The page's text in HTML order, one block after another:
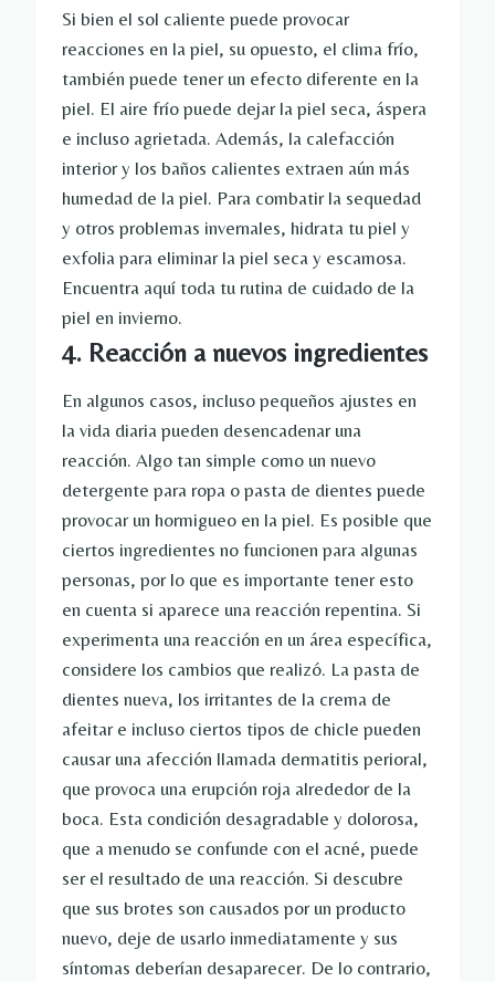
Si bien el sol caliente puede provocar
reacciones en la piel, su opuesto, el clima frío,
también puede tener un efecto diferente en la
piel. El aire frío puede dejar la piel seca, áspera
e incluso agrietada. Además, la calefacción
interior y los baños calientes extraen aún más
humedad de la piel. Para combatir la sequedad
y otros problemas invernales, hidrata tu piel y
exfolia para eliminar la piel seca y escamosa.
Encuentra aquí toda tu rutina de cuidado de la
piel en invierno.
4. Reacción a nuevos ingredientes
En algunos casos, incluso pequeños ajustes en
la vida diaria pueden desencadenar una
reacción. Algo tan simple como un nuevo
detergente para ropa o pasta de dientes puede
provocar un hormigueo en la piel. Es posible que
ciertos ingredientes no funcionen para algunas
personas, por lo que es importante tener esto
en cuenta si aparece una reacción repentina. Si
experimenta una reacción en un área específica,
considere los cambios que realizó. La pasta de
dientes nueva, los irritantes de la crema de
afeitar e incluso ciertos tipos de chicle pueden
causar una afección llamada dermatitis perioral,
que provoca una erupción roja alrededor de la
boca. Esta condición desagradable y dolorosa,
que a menudo se confunde con el acné, puede
ser el resultado de una reacción. Si descubre
que sus brotes son causados ​​por un producto
nuevo, deje de usarlo inmediatamente y sus
síntomas deberían desaparecer. De lo contrario,